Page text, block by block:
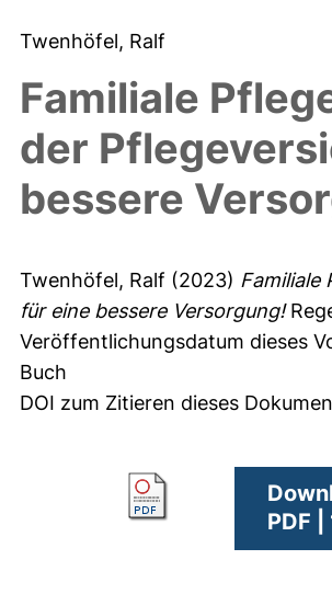
Twenhöfel, Ralf
Familiale
der
bessere
Twenhöfel, Ralf (2023) Familiale
für eine bessere Versorgung!
Veröffentlichungsdatum dieses
Buch
DOI zum Zitieren dieses
PDF |